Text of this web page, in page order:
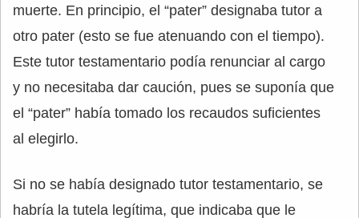
muerte. En principio, el “pater” designaba tutor a
otro pater (esto se fue atenuando con el tiempo).
Este tutor testamentario podía renunciar al cargo
y no necesitaba dar caución, pues se suponía que
el “pater” había tomado los recaudos suficientes
al elegirlo.
Si no se había designado tutor testamentario, se
habría la tutela legítima, que indicaba que le